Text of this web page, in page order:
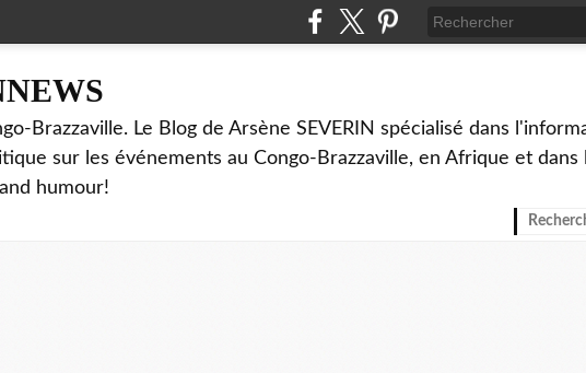
Brazzaville. Le Blog de Arsène SEVERIN spécialisé dans
sur les événements au Congo-Brazzaville, en Afrique et dans
humour!